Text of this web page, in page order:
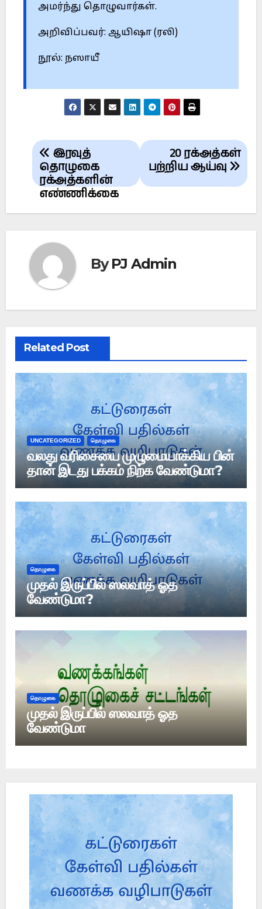
அமர்ந்து தொழுவார்கள்.
அறிவிப்பவர்: ஆயிஷா (ரலி)
நூல்: நஸாயீ
Post
navigation
20 ரக்அத்கள்
பற்றிய ஆய்வு
இரவுத்
தொழுகை
ரக்அத்களின்
எண்ணிக்கை
ByPJ Admin
Related Post
UNCATEGORIZED தொழுகை
வலது வரிசையை முழுமையாக்கிய பின்
தான் இடது பக்கம் நிற்க வேண்டுமா?
தொழுகை
முதல் இருப்பில் ஸலவாத் ஓத
வேண்டுமா?
தொழுகை
முதல் இருப்பில் ஸலவாத் ஓத
வேண்டுமா